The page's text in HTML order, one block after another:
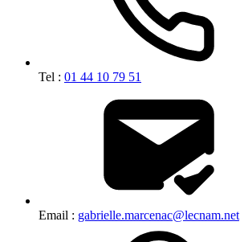
Tel : 01 44 10 79 51
Email : gabrielle.marcenac@lecnam.net